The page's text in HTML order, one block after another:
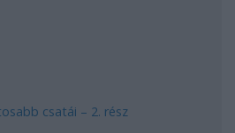
csatái – 2. rész